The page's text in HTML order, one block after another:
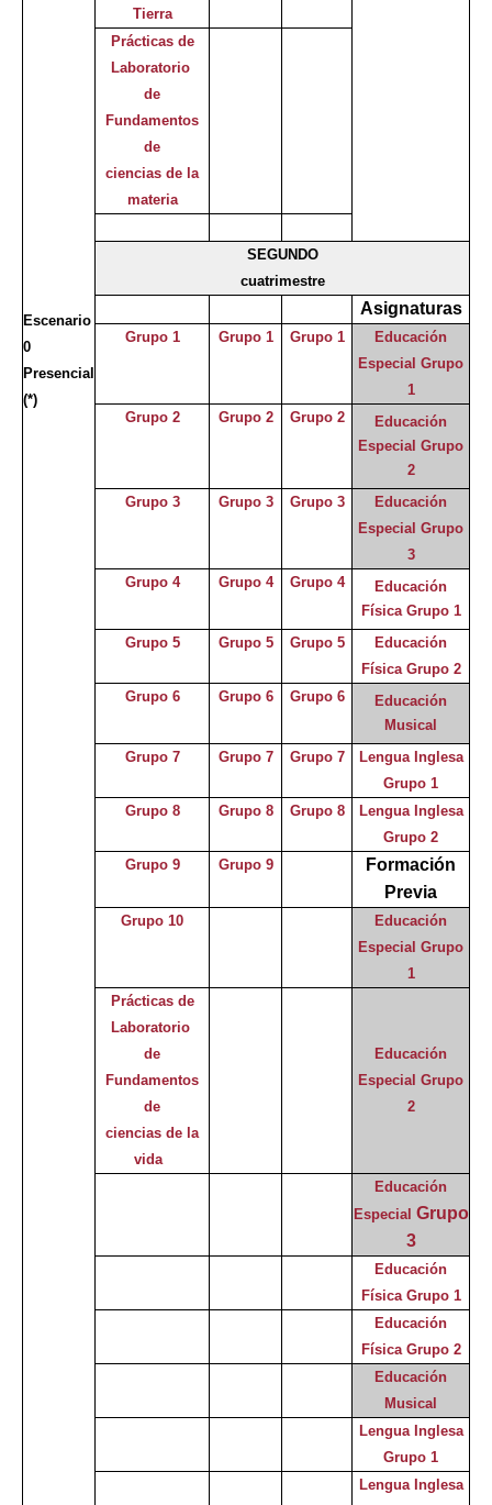
Escenario
0
Presencial
(*)
Tierra
Prácticas de
Laboratorio
de
Fundamentos
de
ciencias de la
materia
SEGUNDO
cuatrimestre
Asignaturas
Grupo 1 Grupo 1 Grupo 1
Educación
Especial Grupo
1
Grupo 2
Grupo 2 Grupo 2
Educación
Especial Grupo
2
Grupo 3
Grupo 3 Grupo 3
Educación
Especial Grupo
3
Grupo 4
Grupo 4 Grupo 4
Educación
Física Grupo 1
Grupo 5
Grupo 5 Grupo 5
Educación
Física Grupo 2
Grupo 6
Grupo 6 Grupo 6
Educación
Musical
Grupo 7
Grupo 7 Grupo 7
Lengua Inglesa
Grupo 1
Grupo 8
Grupo 8 Grupo 8
Lengua Inglesa
Grupo 2
Grupo 9
Grupo 9
Formación
Previa
Grupo 10
Educación
Especial Grupo
1
Prácticas de
Laboratorio
de
Fundamentos
de
ciencias de la
vida
Educación
Especial Grupo
2
Educación
Especial Grupo
3
Educación
Física Grupo 1
Educación
Física Grupo 2
Educación
Musical
Lengua Inglesa
Grupo 1
Lengua Inglesa